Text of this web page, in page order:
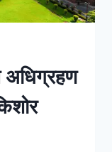
अधिग्रहण